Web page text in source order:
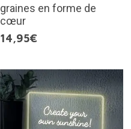
graines en forme de
cœur
14,95€